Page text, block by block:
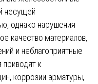
несущей
однако нарушения
качество материалов,
и неблагоприятные
приводят к
коррозии арматуры,